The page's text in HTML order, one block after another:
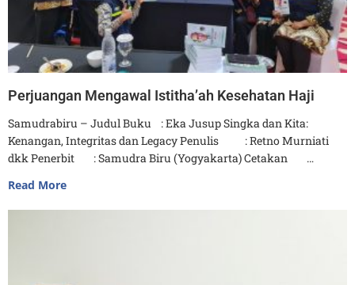
Perjuangan Mengawal Istitha’ah Kesehatan Haji
Samudrabiru – Judul Buku : Eka Jusup Singka dan Kita:
Kenangan, Integritas dan Legacy Penulis : Retno Murniati
dkk Penerbit : Samudra Biru (Yogyakarta) Cetakan …
Read More